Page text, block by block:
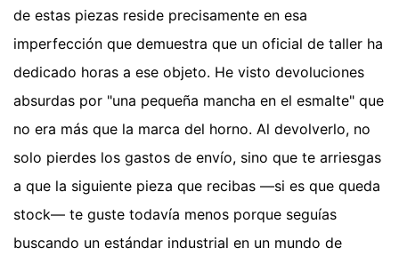
de estas piezas reside precisamente en esa
imperfección que demuestra que un oficial de taller ha
dedicado horas a ese objeto. He visto devoluciones
absurdas por "una pequeña mancha en el esmalte" que
no era más que la marca del horno. Al devolverlo, no
solo pierdes los gastos de envío, sino que te arriesgas
a que la siguiente pieza que recibas —si es que queda
stock— te guste todavía menos porque seguías
buscando un estándar industrial en un mundo de